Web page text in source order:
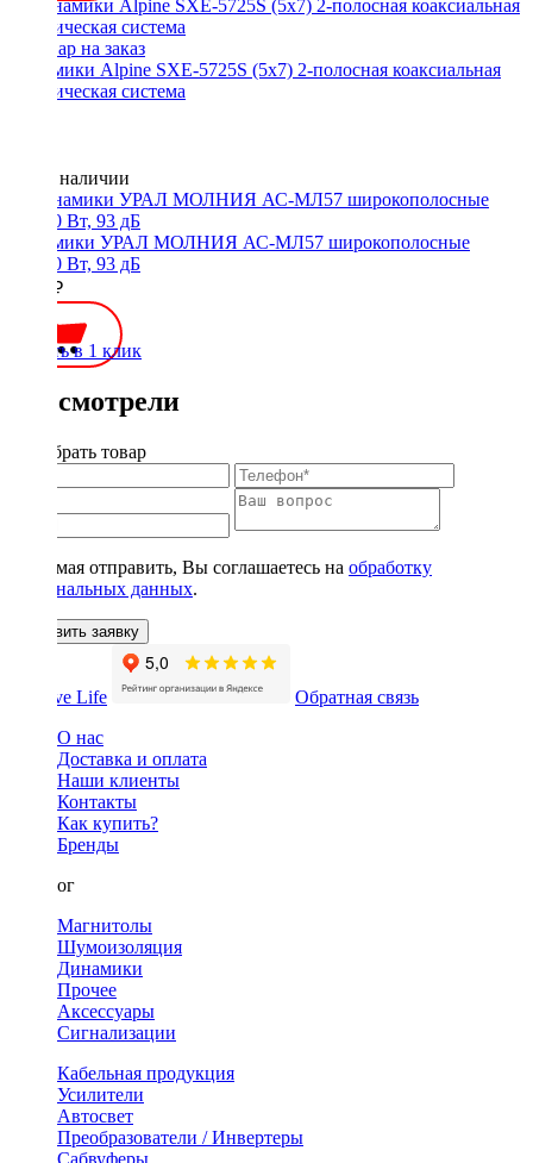
Динамики Alpine SXE-5725S (5x7) 2-полосная коаксиальная
акустическая система
Нет в наличии
Динамики УРАЛ МОЛНИЯ АС-МЛ57 широкополосные
90/180 Вт, 93 дБ
2800 ₽
Купить в 1 клик
Вы смотрели
Подобрать товар
Нажимая отправить, Вы соглашаетесь на обработку
персональных данных.
Оставить заявку
Обратная связь
О нас
Доставка и оплата
Наши клиенты
Контакты
Как купить?
Бренды
Каталог
Магнитолы
Шумоизоляция
Динамики
Прочее
Аксессуары
Сигнализации
Кабельная продукция
Усилители
Автосвет
Преобразователи / Инвертеры
Сабвуферы